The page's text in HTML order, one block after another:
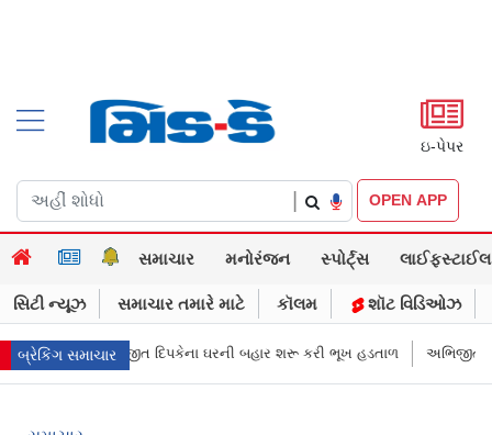
ઇ-પેપર
OPEN APP
સમાચાર મનોરંજન સ્પોર્ટ્સ લાઈફસ્ટાઈલ
સિટી ન્યૂઝ સમાચાર તમારે માટે કૉલમ શૉટ વિડિઓઝ
બ્રેકિંગ સમાચાર
અભિજીત દિપકેના ઘરની બહાર શરૂ કરી ભૂખ હડતાળ અભિજીત દિપકેએ